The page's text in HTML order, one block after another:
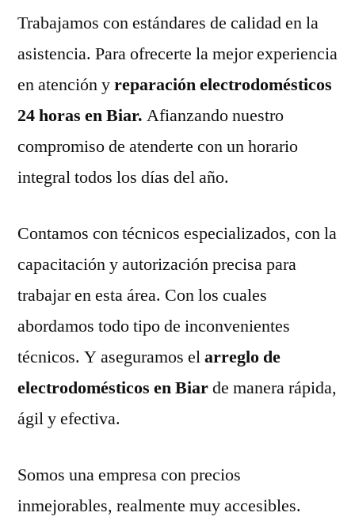
Trabajamos con estándares de calidad en la
asistencia. Para ofrecerte la mejor experiencia
en atención yreparación electrodomésticos
24 horas en Biar. Afianzando nuestro
compromiso de atenderte con un horario
integral todos los días del año.
Contamos con técnicos especializados, con la
capacitación y autorización precisa para
trabajar en esta área. Con los cuales
abordamos todo tipo de inconvenientes
técnicos. Y aseguramos elarreglo de
electrodomésticos en Biarde manera rápida,
ágil y efectiva.
Somos una empresa con precios
inmejorables, realmente muy accesibles.